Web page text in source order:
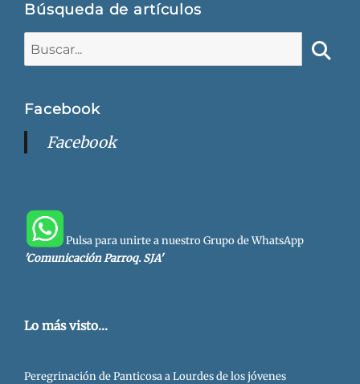
Búsqueda de artículos
Facebook
Facebook
Pulsa para unirte a nuestro Grupo de WhatsApp
'Comunicación Parroq. SJA'
Lo más visto...
Peregrinación de Panticosa a Lourdes de los jóvenes